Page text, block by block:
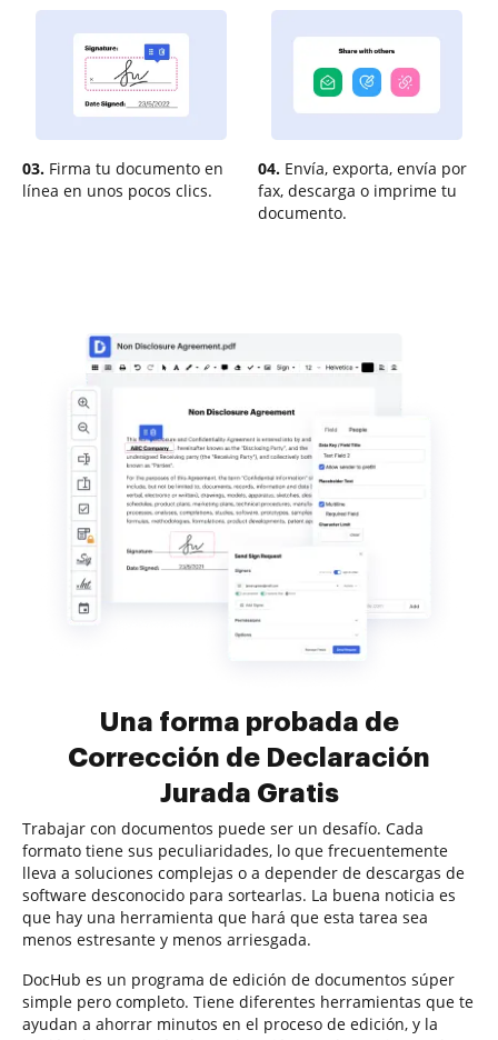
03. Firma tu documento en
línea en unos pocos clics.
04. Envía, exporta, envía por
fax, descarga o imprime tu
documento.
Una forma probada de
Corrección de Declaración
Jurada Gratis
Trabajar con documentos puede ser un desafío. Cada
formato tiene sus peculiaridades, lo que frecuentemente
lleva a soluciones complejas o a depender de descargas de
software desconocido para sortearlas. La buena noticia es
que hay una herramienta que hará que esta tarea sea
menos estresante y menos arriesgada.
DocHub es un programa de edición de documentos súper
simple pero completo. Tiene diferentes herramientas que te
ayudan a ahorrar minutos en el proceso de edición, y la